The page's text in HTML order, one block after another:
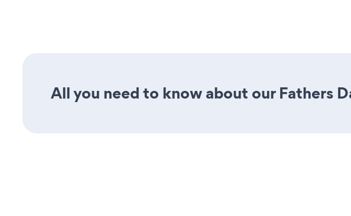
All you need to know about our Fathers